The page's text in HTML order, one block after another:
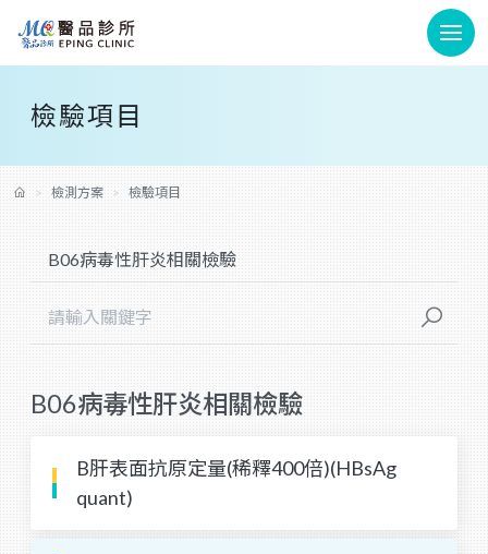
檢驗項目
檢測方案 檢驗項目
B06病毒性肝炎相關檢驗
B肝表面抗原定量(稀釋400倍)(HBsAg
quant)